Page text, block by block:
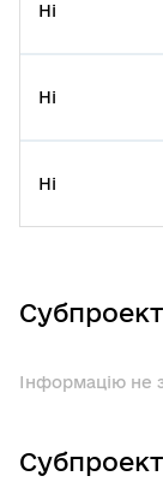
Ні
Ні
Ні
Інформацію не